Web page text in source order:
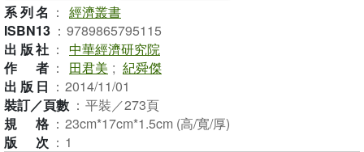
系列名 ： 經濟叢書
ISBN13 ： 9789865795115
出版社 ： 中華經濟研究院
作者 ： 田君美 ; 紀舜傑
出版日 ： 2014/11/01
裝訂／頁數 ： 平裝／273頁
規格 ： 23cm*17cm*1.5cm (高/寬/厚)
版次 ： 1